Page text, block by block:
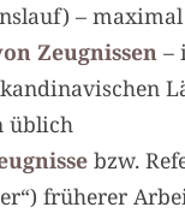
–
Zeugnissen –
üblich
bzw.
früherer